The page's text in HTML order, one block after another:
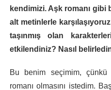
kendimizi. Aşk romanı gibi
alt metinlerle
taşınmış olan
etkilendiniz? Nasıl
Bu benim seçimim,
romanı olmasını istedim.